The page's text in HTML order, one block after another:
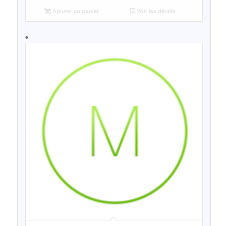
Ajouter au panier Voir les détails